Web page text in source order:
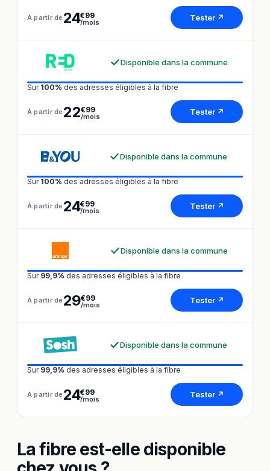
À partir de 24€99
/mois Tester ↗
Disponible dans la commune
Sur 100% des adresses éligibles à la fibre
À partir de 22€99
/mois Tester ↗
Disponible dans la commune
Sur 100% des adresses éligibles à la fibre
À partir de 24€99
/mois Tester ↗
Disponible dans la commune
Sur 99,9% des adresses éligibles à la fibre
À partir de 29€99
/mois Tester ↗
Disponible dans la commune
Sur 99,9% des adresses éligibles à la fibre
À partir de 24€99
/mois Tester ↗
La fibre est-elle disponible